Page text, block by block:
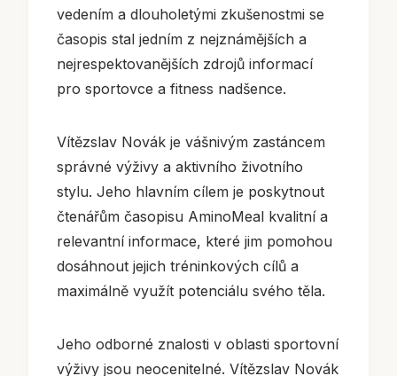
vedením a dlouholetými zkušenostmi se
časopis stal jedním z nejznámějších a
nejrespektovanějších zdrojů informací
pro sportovce a fitness nadšence.
Vítězslav Novák je vášnivým zastáncem
správné výživy a aktivního životního
stylu. Jeho hlavním cílem je poskytnout
čtenářům časopisu AminoMeal kvalitní a
relevantní informace, které jim pomohou
dosáhnout jejich tréninkových cílů a
maximálně využít potenciálu svého těla.
Jeho odborné znalosti v oblasti sportovní
výživy jsou neocenitelné. Vítězslav Novák